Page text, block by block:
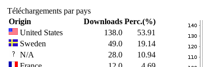
Téléchargements par pays
Origin
Downloads Perc.(%)
United States
138.0
53.91
Sweden
49.0
19.14
N/A
28.0
10.94